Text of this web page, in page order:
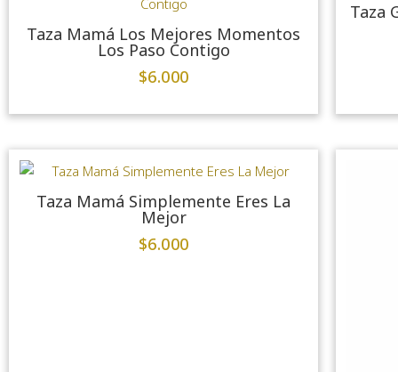
Taza Mamá Los Mejores Momentos
Los Paso Contigo
$6.000
Taza
Taza Mamá Simplemente Eres La
Mejor
$6.000